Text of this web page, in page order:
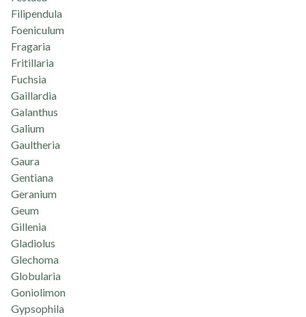
Filipendula
Foeniculum
Fragaria
Fritillaria
Fuchsia
Gaillardia
Galanthus
Galium
Gaultheria
Gaura
Gentiana
Geranium
Geum
Gillenia
Gladiolus
Glechoma
Globularia
Goniolimon
Gypsophila